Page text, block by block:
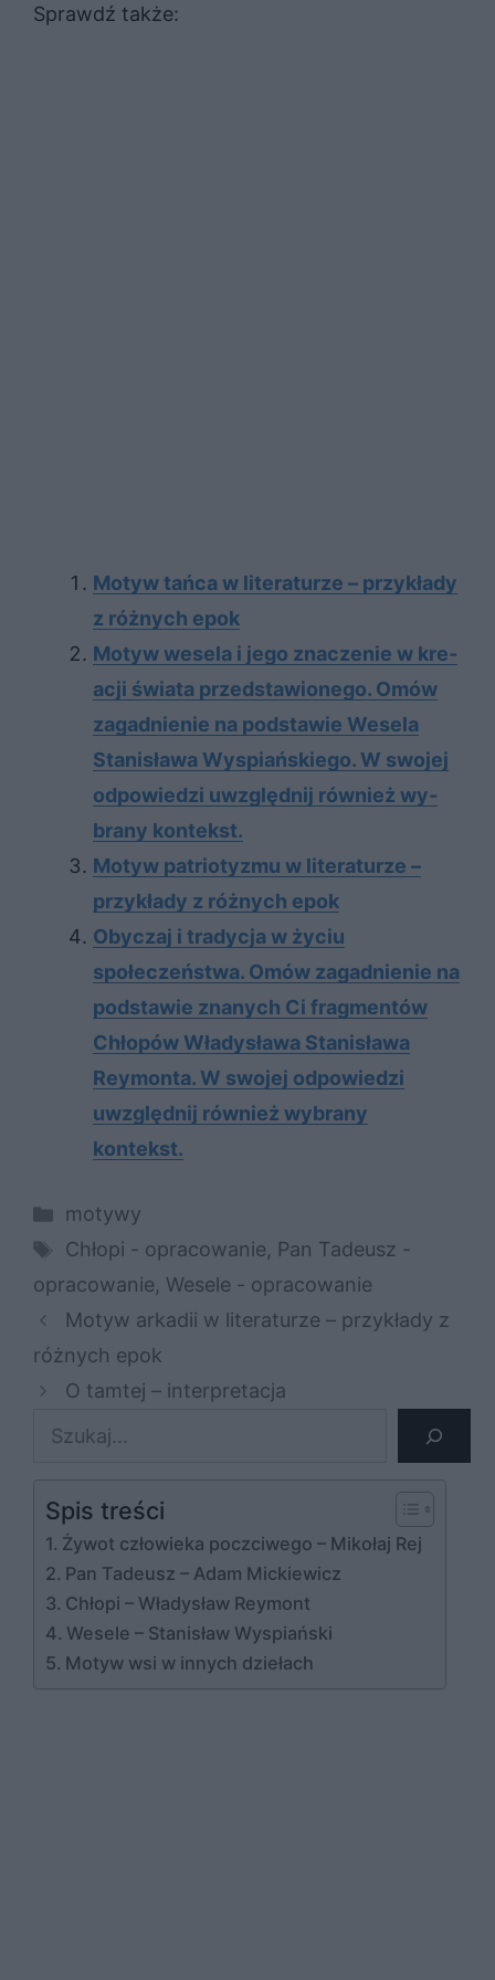
Sprawdź także:
Motyw tańca w literaturze – przykłady
z różnych epok
Mo­tyw we­se­la i jego zna­cze­nie w kre­
acji świa­ta przed­sta­wio­ne­go. Omów
za­gad­nie­nie na pod­sta­wie We­se­la
Sta­ni­sła­wa Wy­spiań­skie­go. W swo­jej
od­po­wie­dzi uwzględ­nij rów­nież wy­
bra­ny kon­tekst.
Motyw patriotyzmu w literaturze –
przykłady z różnych epok
Obyczaj i tradycja w życiu
społeczeństwa. Omów zagadnienie na
podstawie znanych Ci fragmentów
Chłopów Władysława Stanisława
Reymonta. W swojej odpowiedzi
uwzględnij również wybrany
kontekst.
Kategorie
motywy
Tagi
Chłopi - opracowanie, Pan Tadeusz -
opracowanie, Wesele - opracowanie
Motyw arkadii w literaturze – przykłady z
różnych epok
O tamtej – interpretacja
Szukaj
Spis treści
Żywot człowieka poczciwego – Mikołaj Rej
Pan Tadeusz – Adam Mickiewicz
Chłopi – Władysław Reymont
Wesele – Stanisław Wyspiański
Motyw wsi w innych dziełach